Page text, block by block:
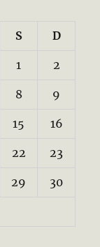
S D
1 2
8 9
15 16
22 23
29 30